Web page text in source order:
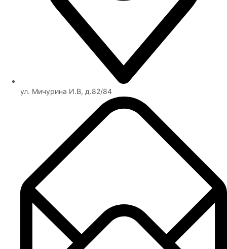
ул. Мичурина И.В, д.82/84